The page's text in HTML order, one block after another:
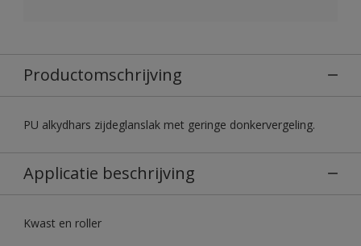
Productomschrijving
PU alkydhars zijdeglanslak met geringe donkervergeling.
Applicatie beschrijving
Kwast en roller